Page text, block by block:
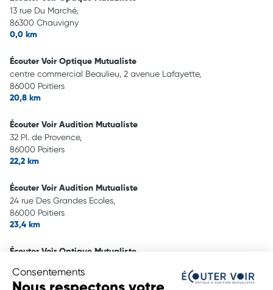
Consentements
13 rue Du Marché,
86300 Chauvigny
0,0 km
Écouter Voir Optique Mutualiste
centre commercial Beaulieu, 2 avenue Lafayette,
86000 Poitiers
20,8 km
Écouter Voir Audition Mutualiste
32 Pl. de Provence,
86000 Poitiers
22,2 km
Écouter Voir Audition Mutualiste
24 rue Des Grandes Ecoles,
86000 Poitiers
23,4 km
Écouter Voir Optique Mutualiste
86000 Poitiers
23,4 km